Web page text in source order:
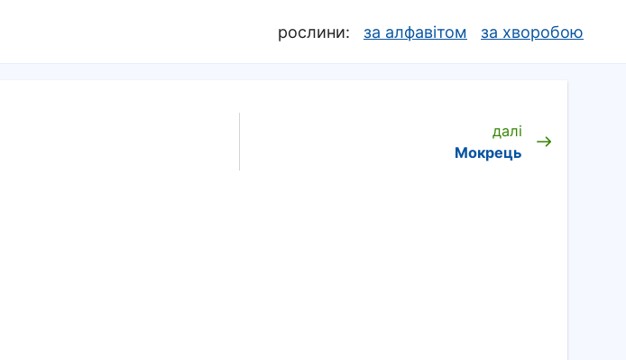
рослини: за алфавітом за хворобою
далі
Мокрець